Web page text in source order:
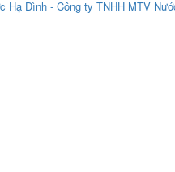
Hạ Đình - Công ty TNHH MTV